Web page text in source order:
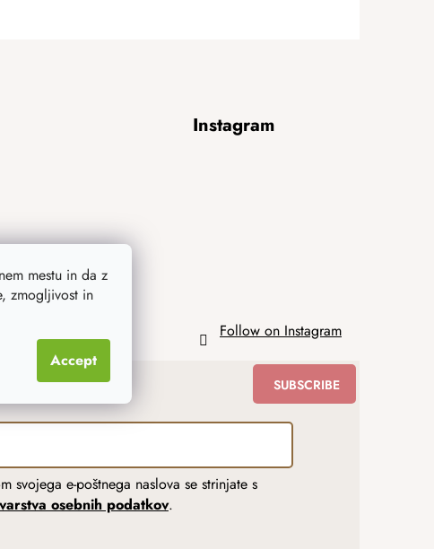
mestu in da z
zmogljivost in
Accept
Instagram
Follow on Instagram
svojega e-poštnega naslova se strinjate s
osebnih podatkov.
SUBSCRIBE